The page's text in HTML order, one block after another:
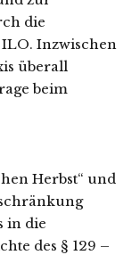
die
Inzwischen
überall
beim
Herbst“ und
in die
des § 129 –